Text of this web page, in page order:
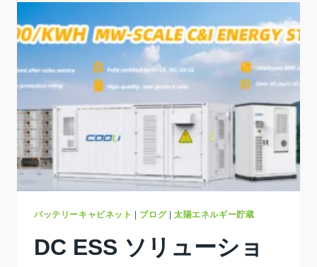
バッテリーキャビネット | ブログ| 太陽エネルギー貯蔵
DC ESS ソリューショ